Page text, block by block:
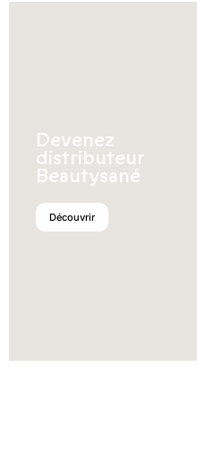
Devenez
distributeur
Beautysané
Découvrir